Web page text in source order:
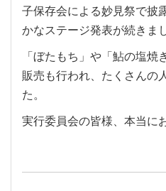
子保存会による妙見祭で披
かなステージ発表が続きま
「ぼたもち」や「鮎の塩
販売も行われ、たくさんの
た。
実行委員会の皆様、本当に